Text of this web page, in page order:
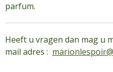
parfum.
Heeft u vragen dan mag u
mail adres :